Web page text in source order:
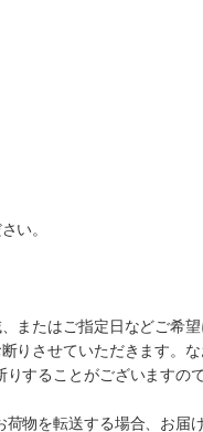
い。
たはご指定日などご希望
りさせていただきます。
することがございますの
物を転送する場合、お届